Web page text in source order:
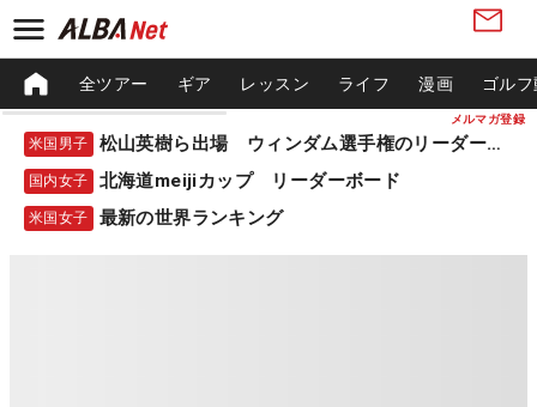
メルマガ登録
全ツアー ギア レッスン ライフ 漫画 ゴル
米国男子 松山英樹ら出場 ウィンダム選手権のリーダーボード
国内女子 北海道meijiカップ リーダーボード
米国女子 最新の世界ランキング